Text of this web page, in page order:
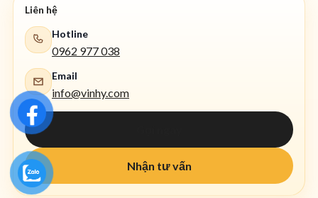
Liên hệ
Hotline
0962 977 038
Email
info@vinhy.com
Nhận tư vấn